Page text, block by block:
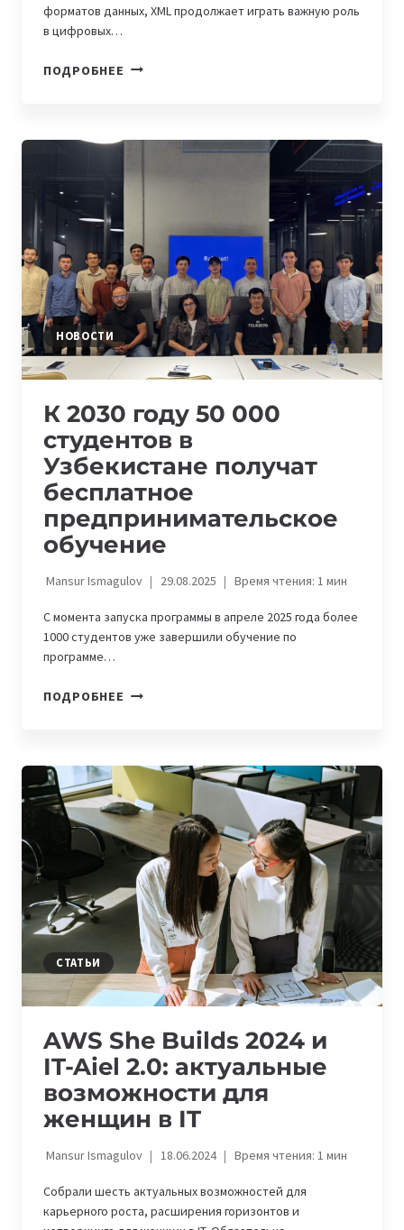
форматов данных, XML продолжает играть важную роль
в цифровых…
ПОДРОБНЕЕ XML
НОВОСТИ
К 2030 году 50 000
студентов в
Узбекистане получат
бесплатное
предпринимательское
обучение
Mansur Ismagulov 29.08.2025 Время чтения: 1мин
С момента запуска программы в апреле 2025 года более
1000 студентов уже завершили обучение по
программе…
ПОДРОБНЕЕ К
000
СТУДЕНТОВ
В
УЗБЕКИСТАНЕ
ПОЛУЧАТ
БЕСПЛАТНОЕ
ПРЕДПРИНИМАТЕЛЬСКОЕ
ОБУЧЕНИЕ
СТАТЬИ
AWS She Builds 2024 и
IT-Aiel 2.0: актуальные
возможности для
женщин в IT
Mansur Ismagulov 18.06.2024 Время чтения: 1мин
Собрали шесть актуальных возможностей для
карьерного роста, расширения горизонтов и